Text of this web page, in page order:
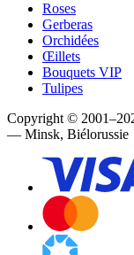
Roses
Gerberas
Orchidées
Œillets
Bouquets VIP
Tulipes
Copyright © 2001–
— Minsk, Biélorussie